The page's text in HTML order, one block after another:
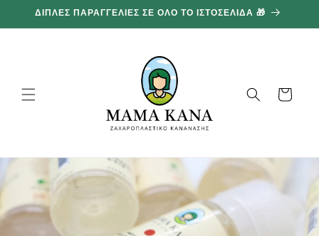
προχωρήστε
στο
ΔΙΠΛΕΣ ΠΑΡΑΓΓΕΛΙΕΣ ΣΕ ΟΛΟ ΤΟ ΙΣΤΟΣΕΛΙΔΑ 🎁
Καλάθι